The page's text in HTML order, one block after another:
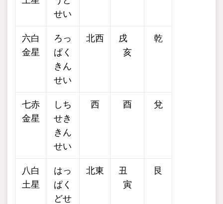
せい
六白
金星
ろっ
ぱく
きん
せい
北西
戌
亥
乾
七赤
金星
しち
せき
きん
せい
西 酉 兌
八白
土星
はっ
ぱく
どせ
北東
丑
寅
艮